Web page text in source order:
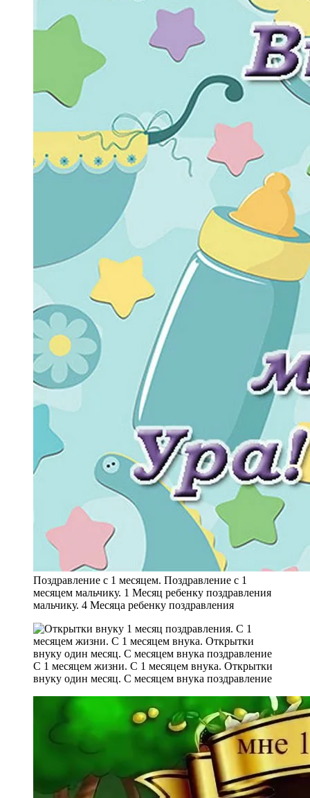
Поздравление с 1 месяцем. Поздравление с 1
месяцем мальчику. 1 Месяц ребенку поздравления
мальчику. 4 Месяца ребенку поздравления
С 1 месяцем жизни. С 1 месяцем внука. Открытки
внуку один месяц. С месяцем внука поздравление